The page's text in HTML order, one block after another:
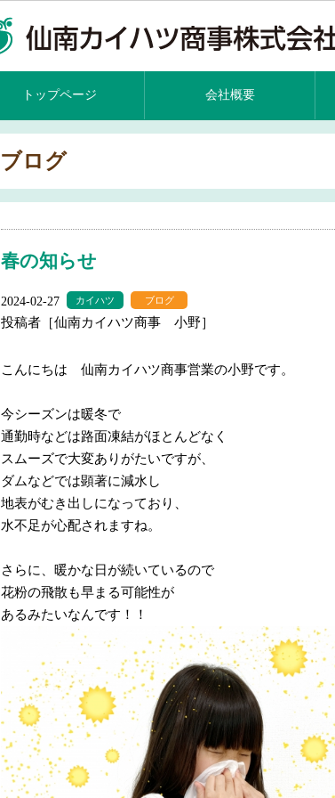
トップページ 会社概要
ブログ
春の知らせ
2024-02-27 カイハツ ブログ
投稿者［仙南カイハツ商事 小野］
こんにちは 仙南カイハツ商事営業の小野です。
今シーズンは暖冬で
通勤時などは路面凍結がほとんどなく
スムーズで大変ありがたいですが、
ダムなどでは顕著に減水し
地表がむき出しになっており、
水不足が心配されますね。
さらに、暖かな日が続いているので
花粉の飛散も早まる可能性が
あるみたいなんです！！